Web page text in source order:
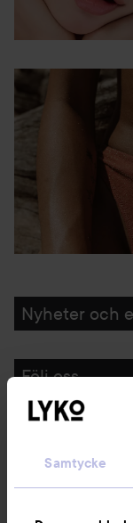
Samtycke
Nyheter och
Följ oss